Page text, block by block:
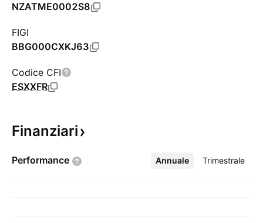
NZATME0002S8
FIGI
BBG000CXKJ63
Codice CFI
ESXXFR
Finanziari
Performance Annuale Trimestrale
Altro